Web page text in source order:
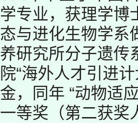
学专业，获理学博
态与进化生物学系
养研究所分子遗传
院“海外人才引进
金，同年 “动物适
一等奖（第二获奖